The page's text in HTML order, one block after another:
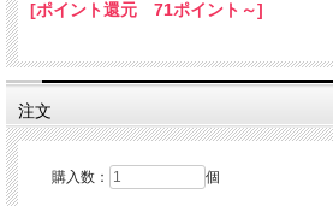
[ポイント還元 71ポイント～]
注文
購入数： 個